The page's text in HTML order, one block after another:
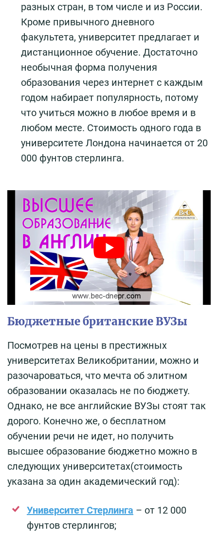
разных стран, в том числе и из России.
Кроме привычного дневного
факультета, университет предлагает и
дистанционное обучение. Достаточно
необычная форма получения
образования через интернет с каждым
годом набирает популярность, потому
что учиться можно в любое время и в
любом месте. Стоимость одного года в
университете Лондона начинается от 20
000 фунтов стерлинга.
Бюджетные британские ВУЗы
Посмотрев на цены в престижных
университетах Великобритании, можно и
разочароваться, что мечта об элитном
образовании оказалась не по бюджету.
Однако, не все английские ВУЗы стоят так
дорого. Конечно же, о бесплатном
обучении речи не идет, но получить
высшее образование бюджетно можно в
следующих университетах(стоимость
указана за один академический год):
Университет Стерлинга – от 12 000
фунтов стерлингов;